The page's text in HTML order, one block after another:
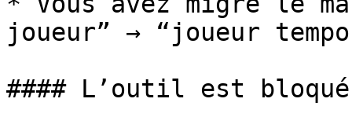
joueur” → “joueur
#### L’outil est